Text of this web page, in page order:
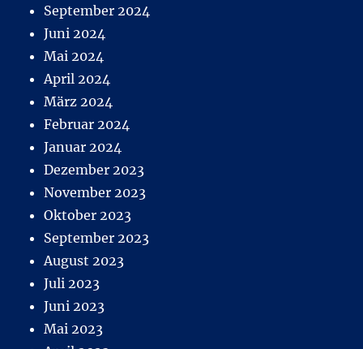
September 2024
Juni 2024
Mai 2024
April 2024
März 2024
Februar 2024
Januar 2024
Dezember 2023
November 2023
Oktober 2023
September 2023
August 2023
Juli 2023
Juni 2023
Mai 2023